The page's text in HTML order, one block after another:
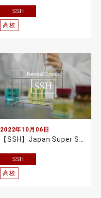
SSH
高校
2022年10月06日
SSH
高校